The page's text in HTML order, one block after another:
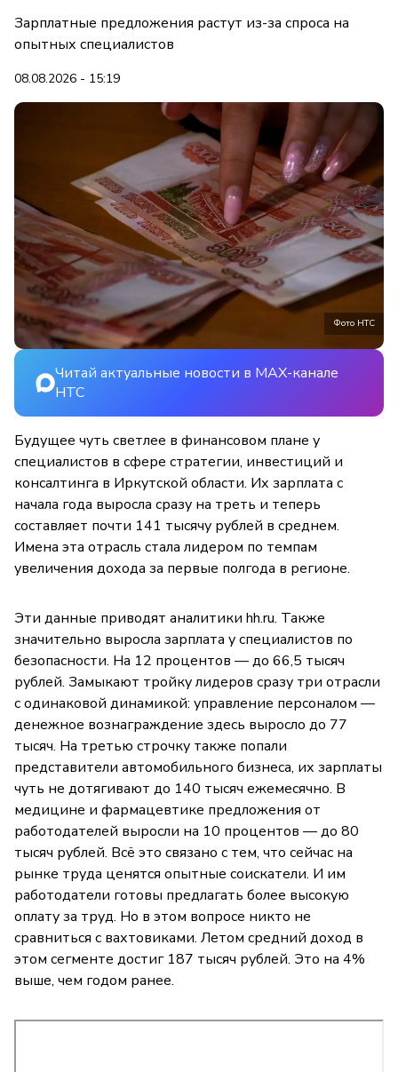
Зарплатные предложения растут из-за спроса на
опытных специалистов
08.08.2026 - 15:19
Фото НТС
Читай актуальные новости в MAX-канале
НТС
Будущее чуть светлее в финансовом плане у
специалистов в сфере стратегии, инвестиций и
консалтинга в Иркутской области. Их зарплата с
начала года выросла сразу на треть и теперь
составляет почти 141 тысячу рублей в среднем.
Имена эта отрасль стала лидером по темпам
увеличения дохода за первые полгода в регионе.
Эти данные приводят аналитики hh.ru. Также
значительно выросла зарплата у специалистов по
безопасности. На 12 процентов — до 66,5 тысяч
рублей. Замыкают тройку лидеров сразу три отрасли
с одинаковой динамикой: управление персоналом —
денежное вознаграждение здесь выросло до 77
тысяч. На третью строчку также попали
представители автомобильного бизнеса, их зарплаты
чуть не дотягивают до 140 тысяч ежемесячно. В
медицине и фармацевтике предложения от
работодателей выросли на 10 процентов — до 80
тысяч рублей. Всё это связано с тем, что сейчас на
рынке труда ценятся опытные соискатели. И им
работодатели готовы предлагать более высокую
оплату за труд. Но в этом вопросе никто не
сравниться с вахтовиками. Летом средний доход в
этом сегменте достиг 187 тысяч рублей. Это на 4%
выше, чем годом ранее.